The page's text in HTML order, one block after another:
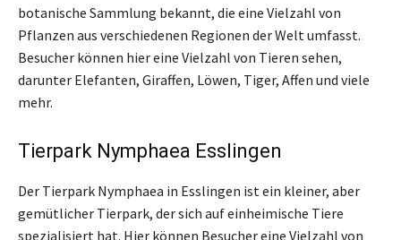
botanische Sammlung bekannt, die eine Vielzahl von
Pflanzen aus verschiedenen Regionen der Welt umfasst.
Besucher können hier eine Vielzahl von Tieren sehen,
darunter Elefanten, Giraffen, Löwen, Tiger, Affen und viele
mehr.
Tierpark Nymphaea Esslingen
Der Tierpark Nymphaea in Esslingen ist ein kleiner, aber
gemütlicher Tierpark, der sich auf einheimische Tiere
spezialisiert hat. Hier können Besucher eine Vielzahl von